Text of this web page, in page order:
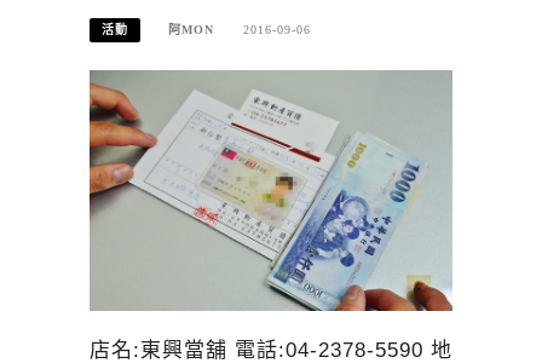
活動 阿MON 2016-09-06
店名:東興當舖 電話:04-2378-5590 地